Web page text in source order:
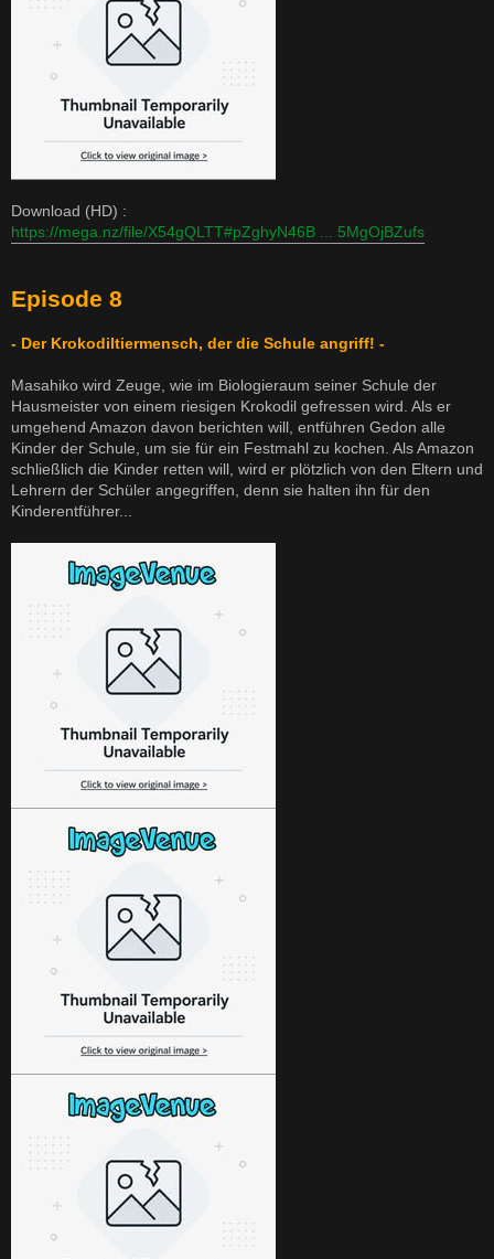
Download (HD) :
https://mega.nz/file/X54gQLTT#pZghyN46B ... 5MgOjBZufs
Episode 8
- Der Krokodiltiermensch, der die Schule angriff! -
Masahiko wird Zeuge, wie im Biologieraum seiner Schule der
Hausmeister von einem riesigen Krokodil gefressen wird. Als er
umgehend Amazon davon berichten will, entführen Gedon alle
Kinder der Schule, um sie für ein Festmahl zu kochen. Als Amazon
schließlich die Kinder retten will, wird er plötzlich von den Eltern und
Lehrern der Schüler angegriffen, denn sie halten ihn für den
Kinderentführer...